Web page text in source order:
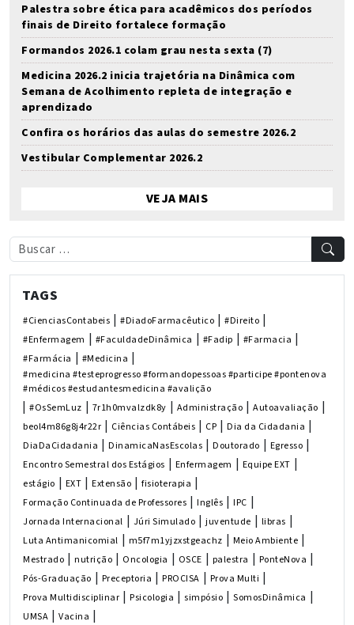
Palestra sobre ética para acadêmicos dos períodos
finais de Direito fortalece formação
Formandos 2026.1 colam grau nesta sexta (7)
Medicina 2026.2 inicia trajetória na Dinâmica com
Semana de Acolhimento repleta de integração e
aprendizado
Confira os horários das aulas do semestre 2026.2
Vestibular Complementar 2026.2
VEJA MAIS
TAGS
#CienciasContabeis | #DiadoFarmacêutico | #Direito |
#Enfermagem | #FaculdadeDinâmica | #Fadip | #Farmacia |
#Farmácia | #Medicina |
#medicina #testeprogresso #formandopessoas #participe #pontenova
#médicos #estudantesmedicina #avalição
| #OsSemLuz | 7r1h0mvalzdk8y | Administração | Autoavaliação |
beol4m86g8j4r22r | Ciências Contábeis | CP | Dia da Cidadania |
DiaDaCidadania | DinamicaNasEscolas | Doutorado | Egresso |
Encontro Semestral dos Estágios | Enfermagem | Equipe EXT |
estágio | EXT | Extensão | fisioterapia |
Formação Continuada de Professores | Inglês | IPC |
Jornada Internacional | Júri Simulado | juventude | libras |
Luta Antimanicomial | m5f7m1yjzxstgeachz | Meio Ambiente |
Mestrado | nutrição | Oncologia | OSCE | palestra | PonteNova |
Pós-Graduação | Preceptoria | PROCISA | Prova Multi |
Prova Multidisciplinar | Psicologia | simpósio | SomosDinâmica |
UMSA | Vacina |